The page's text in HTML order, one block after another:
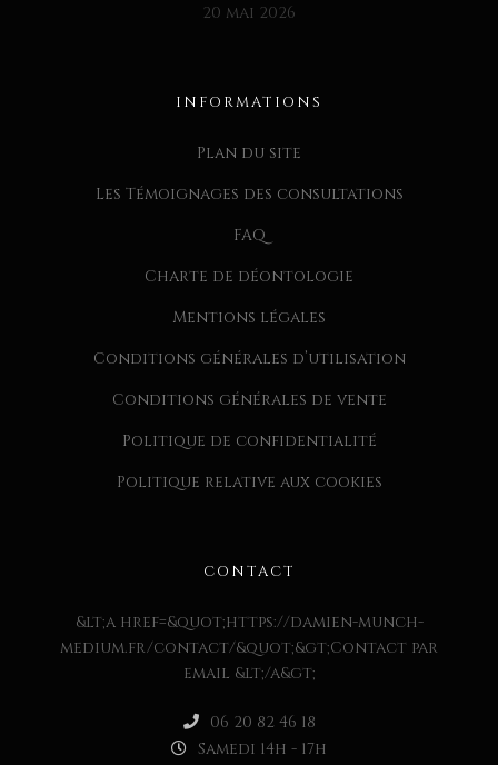
20 mai 2026
INFORMATIONS
Plan du site
Les Témoignages des consultations
FAQ
Charte de déontologie
Mentions légales
Conditions générales d’utilisation
Conditions générales de vente
Politique de confidentialité
Politique relative aux cookies
CONTACT
&lt;a href=&quot;https://damien-munch-
medium.fr/contact/&quot;&gt;Contact par
email &lt;/a&gt;
06 20 82 46 18
Samedi 14h - 17h